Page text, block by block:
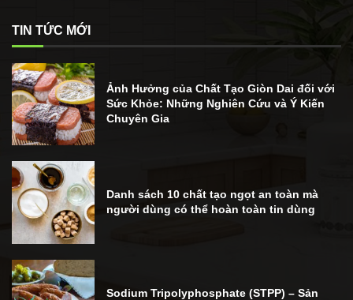
TIN TỨC MỚI
Ảnh Hưởng của Chất Tạo Giòn Dai đối với
Sức Khỏe: Những Nghiên Cứu và Ý Kiến
Chuyên Gia
Danh sách 10 chất tạo ngọt an toàn mà
người dùng có thể hoàn toàn tin dùng
Sodium Tripolyphosphate (STPP) – Sản